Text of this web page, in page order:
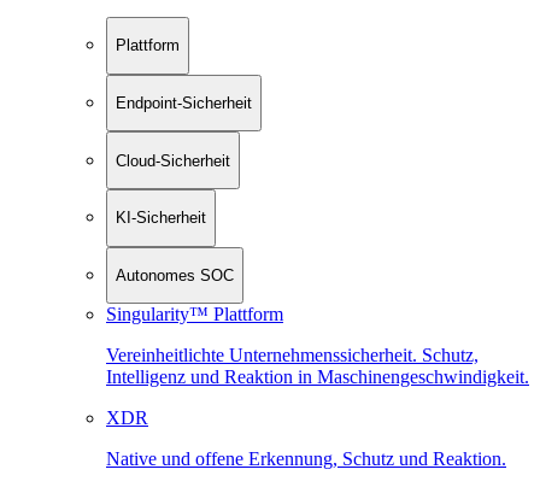
Plattform
Endpoint-Sicherheit
Cloud-Sicherheit
KI-Sicherheit
Autonomes SOC
Singularity™ Plattform
Vereinheitlichte Unternehmenssicherheit. Schutz,
Intelligenz und Reaktion in Maschinen­geschwindigkeit.
XDR
Native und offene Erkennung, Schutz und Reaktion.